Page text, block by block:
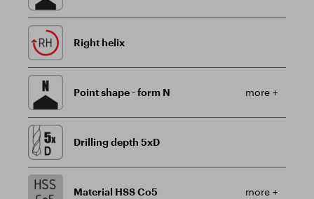
Right helix
Point shape - form N more +
Drilling depth 5xD
Material HSS Co5 more +